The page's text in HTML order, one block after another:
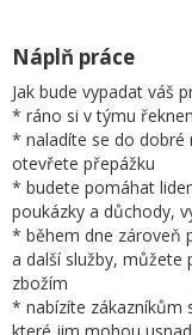
Náplň práce
Jak bude vypadat váš
* ráno si v týmu
* naladíte se do dobré
otevřete přepážku
* budete pomáhat
poukázky a důchody,
* během dne zároveň
a další služby, můžete
zbožím
* nabízíte zákazníkům